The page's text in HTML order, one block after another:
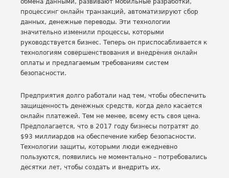
обмена данными, развивают мобильные разработки,
процессинг онлайн транзакций, автоматизируют сбор
данных, денежные переводы. Эти технологии
значительно изменили процессы, которыми
руководствуется бизнес. Теперь он приспосабливается к
технологиям совершенствования и внедрения онлайн
оплаты и предлагаемым требованиям систем
безопасности.
Предприятия долго работали над тем, чтобы обеспечить
защищенность денежных средств, когда дело касается
онлайн платежей. Тем не менее, всему есть своя цена.
Предполагается, что в 2017 году бизнесы потратят до
$93 миллиардов на обеспечение кибер безопасности.
Технологии защиты, которыми люди ежедневно
пользуются, появились не моментально – потребовались
десятки лет, чтобы создать и внедрить их.